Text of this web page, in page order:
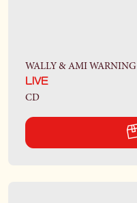
WALLY & AMI WARNING
LIVE
CD